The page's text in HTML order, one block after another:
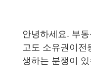
안녕하세요. 부
고도 소유권이전
생하는 분쟁이